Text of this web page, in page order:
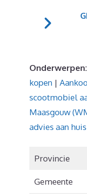
Onderwerpen:
kopen |
scootmobiel
Maasgouw
advies aan huis
Provincie
Gemeente